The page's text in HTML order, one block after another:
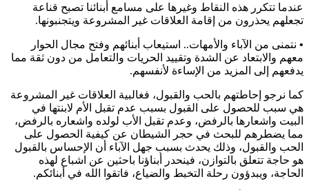
عندما تتكرر هذه النقاط وغيرها على مسامع أبنائنا تصبح قناعة
تجعلهم يحذرون من إقامة العلاقات غير المشروعة ويتجنبونها.
• نتمنى من الآباء والأمهات.. استيعاب أبنائهم وفتح مجال الحوار
معهم والابتعاد عن الشدة وتقييد الحريات والتعامل من دون ثقة مما
يدفعهم إلى المزيد من الإساءة لأنفسهم.
كما نرجو إحاطتهم بالحب والقبول، فغالبية العلاقات غير المشروعة
هي سبب للحصول على القبول بسبب عدم تقبل الأم لابنتها في
البيت واشعارها بالرفض، وعدم تقبل الأب لولده واشعاره بالرفض،
مما يضطرهم للبحث في حجر الشيطان عن كيفية الحصول على
الحب والقبول، وذلك يحدث بسبب جهل الآباء أن الإحساس بالقبول
هو حاجة تتعلق بالتوازن، فينحدر أبناؤنا باحثين عن اشباع لهذه
الحاجة، ويبدؤون رحلة التخبط والضياع، فاتقوا الله في أبنائكم.